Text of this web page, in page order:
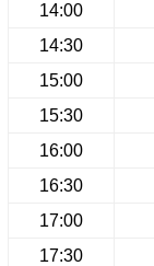
14:00
14:30
15:00
15:30
16:00
16:30
17:00
17:30